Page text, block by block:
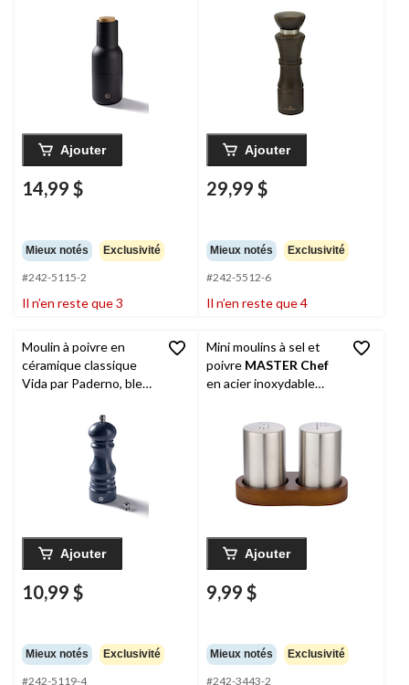
Ajouter
14,99 $
Mieux notés Exclusivité
#242-5115-2
Il n’en reste que 3
Ajouter
29,99 $
Mieux notés Exclusivité
#242-5512-6
Il n’en reste que 4
Moulin à poivre en
céramique classique
Vida par Paderno, bleu,
Ajouter
10,99 $
Mieux notés Exclusivité
#242-5119-4
Mini moulins à sel et
poivre MASTER Chef
en acier inoxydable
Ajouter
9,99 $
Mieux notés Exclusivité
#242-3443-2